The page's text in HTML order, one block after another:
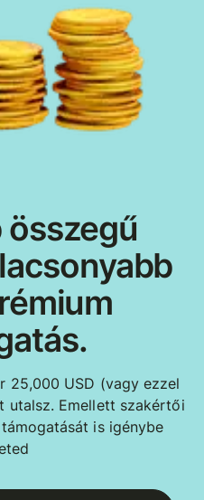
összegű
25,000 USD (vagy ezzel
utalsz. Emellett szakértői
is igénybe